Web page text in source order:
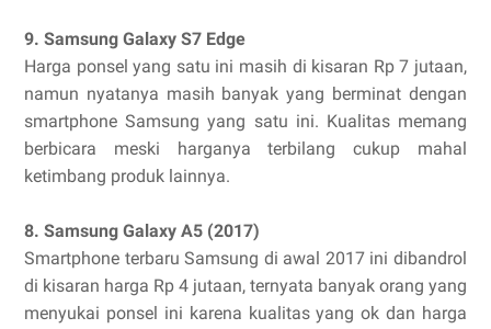
9. Samsung Galaxy S7 Edge
Harga ponsel yang satu ini masih di kisaran Rp 7 jutaan,
namun nyatanya masih banyak yang berminat dengan
smartphone Samsung yang satu ini. Kualitas memang
berbicara meski harganya terbilang cukup mahal
ketimbang produk lainnya.
8. Samsung Galaxy A5 (2017)
Smartphone terbaru Samsung di awal 2017 ini dibandrol
di kisaran harga Rp 4 jutaan, ternyata banyak orang yang
menyukai ponsel ini karena kualitas yang ok dan harga